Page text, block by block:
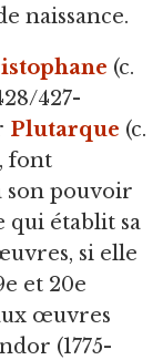
naissance.
(c.
427-
Plutarque (c.
font
son pouvoir
qui établit sa
si elle
et 20e
œuvres
(1775-